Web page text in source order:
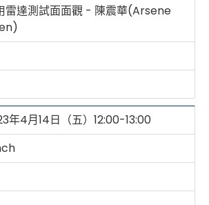
雷達測試面面觀 - 陳震華(Arsene
年4月14日（五）12:00-13:00